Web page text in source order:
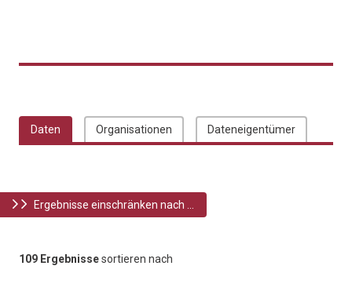
Daten Organisationen Dateneigentümer
Ergebnisse einschränken nach ...
109 Ergebnissesortieren nach